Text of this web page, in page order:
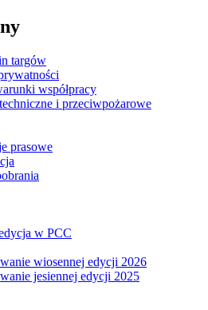
targów
współpracy
i przeciwpożarowe
prasowe
w PCC
wiosennej edycji 2026
jesiennej edycji 2025